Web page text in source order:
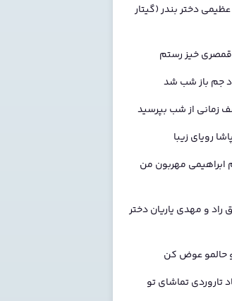
دختر بندر (گیتار
خیز رستم
جم باز شب شد
زمانی از شب بپرسید
رویای زیبا
ابراهیمی مهربون من
راد و مهدی یاریان دختر
حالمو عوض کن
تاروردی تماشای تو